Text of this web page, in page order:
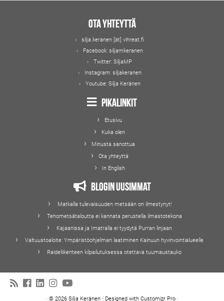
Ota yhteyttä
silja.keranen [ät] vihreat.fi
Facebook: siljamkeranen
Twitter: SiljaMP
Instagram: siljakeranen
Youtube: Silja Keränen
Pikalinkit
Etusivu
Kuka olen
Minusta sanottua
Ota yhteyttä
In English
Blogin uusimmat
Matkalla tulevaisuuden metsään on ilmestynyt!
Tehometsätaloutta ei kannata perustella ilmastotekona
Kajaanissa ja Imatralla ei tyydytä Purran linjaan
Valtuustoaloite: Ympäristöohjelman laatiminen Kainuun hyvinvointialueelle
Raideliikenteen kilpailutuksessa otettava tuumaustauko
· © 2026 Silja Keränen· Designed with Customizr Pro·